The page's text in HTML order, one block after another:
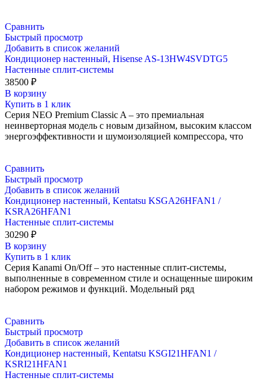
Сравнить
Быстрый просмотр
Добавить в список желаний
Кондиционер настенный, Hisense AS-13HW4SVDTG5
Настенные сплит-системы
38500 ₽
В корзину
Купить в 1 клик
Серия NEO Premium Classic A – это премиальная
неинверторная модель с новым дизайном, высоким классом
энергоэффективности и шумоизоляцией компрессора, что
Сравнить
Быстрый просмотр
Добавить в список желаний
Кондиционер настенный, Kentatsu KSGA26HFAN1 /
KSRA26HFAN1
Настенные сплит-системы
30290 ₽
В корзину
Купить в 1 клик
Серия Kanami On/Off – это настенные сплит-системы,
выполненные в современном стиле и оснащенные широким
набором режимов и функций. Модельный ряд
Сравнить
Быстрый просмотр
Добавить в список желаний
Кондиционер настенный, Kentatsu KSGI21HFAN1 /
KSRI21HFAN1
Настенные сплит-системы